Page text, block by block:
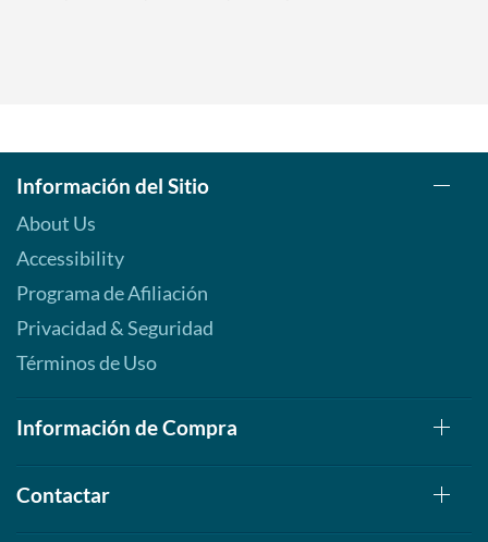
Información del Sitio
About Us
Accessibility
Programa de Afiliación
Privacidad & Seguridad
Términos de Uso
Información de Compra
Contactar